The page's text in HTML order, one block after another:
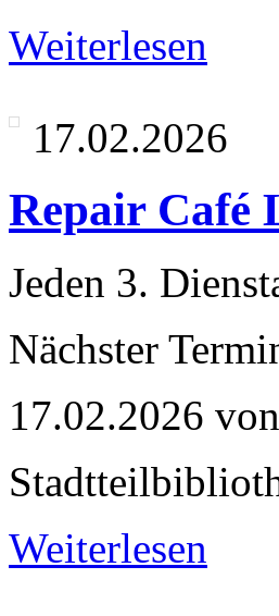
Weiterlesen
17.02.2026
Repair Café
Jeden 3.
Nächster
17.02.2026
Weiterlesen